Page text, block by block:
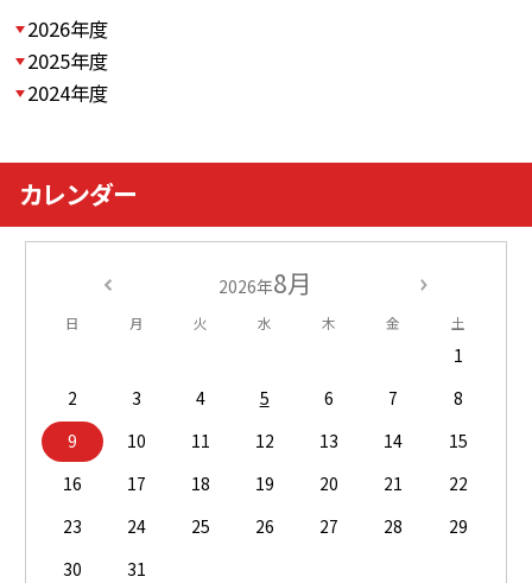
2026年度
2025年度
2024年度
カレンダー
2026年8月
日 月 火 水 木 金 土
1
2
3 4 5 6 7
8
9
10 11 12 13 14
15
16
17 18 19 20 21
22
23
24 25 26 27 28
29
30
31